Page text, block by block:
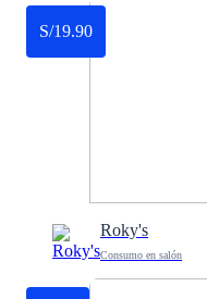
S/19.90
Roky's
Consumo en salón